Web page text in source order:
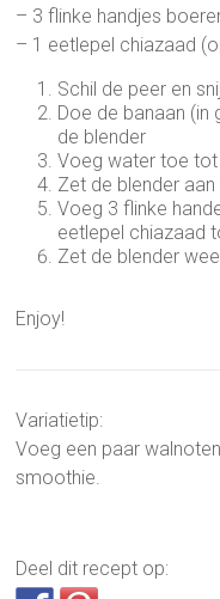
– 3 flinke handjes
– 1 eetlepel chiazaad
Schil de peer en
Doe de banaan (in
de blender
Voeg water toe
Zet de blender
Voeg 3 flinke
eetlepel chiazaad
Zet de blender
Enjoy!
Variatietip:
Voeg een paar
smoothie.
Deel dit recept op: